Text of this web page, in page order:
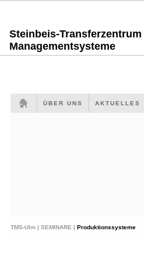
Steinbeis-Transferzentrum
Managementsysteme
ÜBER UNS AKTUELLES
TMS-Ulm | SEMINARE | Produktionssysteme